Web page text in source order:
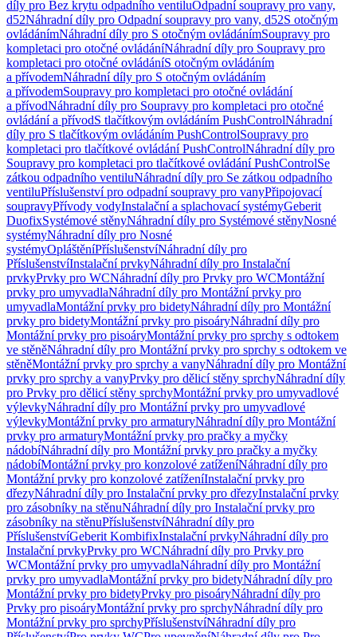
díly pro Bez krytu odpadního ventiluOdpadní soupravy pro vany,
d52Náhradní díly pro Odpadní soupravy pro vany, d52S otočným
ovládánímNáhradní díly pro S otočným ovládánímSoupravy pro
kompletaci pro otočné ovládáníNáhradní díly pro Soupravy pro
kompletaci pro otočné ovládáníS otočným ovládáním
a přívodemNáhradní díly pro S otočným ovládáním
a přívodemSoupravy pro kompletaci pro otočné ovládání
a přívodNáhradní díly pro Soupravy pro kompletaci pro otočné
ovládání a přívodS tlačítkovým ovládáním PushControlNáhradní
díly pro S tlačítkovým ovládáním PushControlSoupravy pro
kompletaci pro tlačítkové ovládání PushControlNáhradní díly pro
Soupravy pro kompletaci pro tlačítkové ovládání PushControlSe
zátkou odpadního ventiluNáhradní díly pro Se zátkou odpadního
ventiluPříslušenství pro odpadní soupravy pro vanyPřipojovací
soupravyPřívody vodyInstalační a splachovací systémyGeberit
DuofixSystémové stěnyNáhradní díly pro Systémové stěnyNosné
systémyNáhradní díly pro Nosné
systémyOpláštěníPříslušenstvíNáhradní díly pro
PříslušenstvíInstalační prvkyNáhradní díly pro Instalační
prvkyPrvky pro WCNáhradní díly pro Prvky pro WCMontážní
prvky pro umyvadlaNáhradní díly pro Montážní prvky pro
umyvadlaMontážní prvky pro bidetyNáhradní díly pro Montážní
prvky pro bidetyMontážní prvky pro pisoáryNáhradní díly pro
Montážní prvky pro pisoáryMontážní prvky pro sprchy s odtokem
ve stěněNáhradní díly pro Montážní prvky pro sprchy s odtokem ve
stěněMontážní prvky pro sprchy a vanyNáhradní díly pro Montážní
prvky pro sprchy a vanyPrvky pro dělicí stěny sprchyNáhradní díly
pro Prvky pro dělicí stěny sprchyMontážní prvky pro umyvadlové
výlevkyNáhradní díly pro Montážní prvky pro umyvadlové
výlevkyMontážní prvky pro armaturyNáhradní díly pro Montážní
prvky pro armaturyMontážní prvky pro pračky a myčky
nádobíNáhradní díly pro Montážní prvky pro pračky a myčky
nádobíMontážní prvky pro konzolové zatíženíNáhradní díly pro
Montážní prvky pro konzolové zatíženíInstalační prvky pro
dřezyNáhradní díly pro Instalační prvky pro dřezyInstalační prvky
pro zásobníky na stěnuNáhradní díly pro Instalační prvky pro
zásobníky na stěnuPříslušenstvíNáhradní díly pro
PříslušenstvíGeberit KombifixInstalační prvkyNáhradní díly pro
Instalační prvkyPrvky pro WCNáhradní díly pro Prvky pro
WCMontážní prvky pro umyvadlaNáhradní díly pro Montážní
prvky pro umyvadlaMontážní prvky pro bidetyNáhradní díly pro
Montážní prvky pro bidetyPrvky pro pisoáryNáhradní díly pro
Prvky pro pisoáryMontážní prvky pro sprchyNáhradní díly pro
Montážní prvky pro sprchyPříslušenstvíNáhradní díly pro